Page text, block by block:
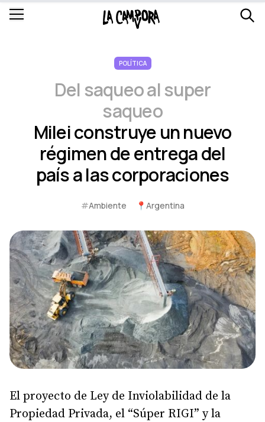
POLÍTICA
Del saqueo al super
saqueo
Milei construye un nuevo
régimen de entrega del
país a las corporaciones
#Ambiente 📍 Argentina
El proyecto de Ley de Inviolabilidad de la
Propiedad Privada, el “Súper RIGI” y la